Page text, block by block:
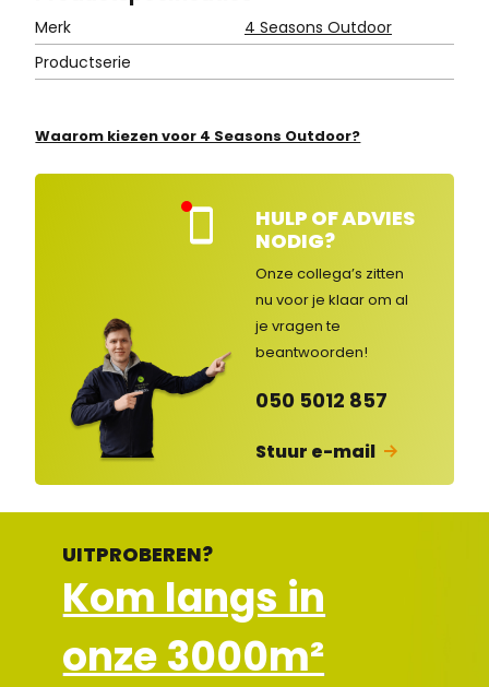
Merk
4 Seasons Outdoor
Productserie
Waarom kiezen voor 4 Seasons Outdoor?
nte
en
HULP OF ADVIES
NODIG?
Onze collega’s zitten
nu voor je klaar om al
je vragen te
beantwoorden!
050 5012 857
Stuur e-mail
UITPROBEREN?
Kom langs in
onze 3000m²